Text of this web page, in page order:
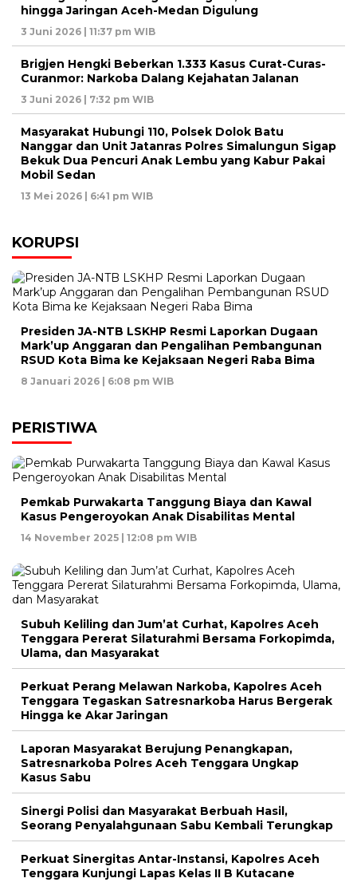
hingga Jaringan Aceh-Medan Digulung
3 Juni 2026 | 11:37 pm WIB
Brigjen Hengki Beberkan 1.333 Kasus Curat-Curas-
Curanmor: Narkoba Dalang Kejahatan Jalanan
3 Juni 2026 | 7:32 pm WIB
Masyarakat Hubungi 110, Polsek Dolok Batu
Nanggar dan Unit Jatanras Polres Simalungun Sigap
Bekuk Dua Pencuri Anak Lembu yang Kabur Pakai
Mobil Sedan
13 Mei 2026 | 6:41 pm WIB
KORUPSI
Presiden JA-NTB LSKHP Resmi Laporkan Dugaan
Mark’up Anggaran dan Pengalihan Pembangunan
RSUD Kota Bima ke Kejaksaan Negeri Raba Bima
8 Januari 2026 | 6:08 pm WIB
PERISTIWA
Pemkab Purwakarta Tanggung Biaya dan Kawal
Kasus Pengeroyokan Anak Disabilitas Mental
14 November 2025 | 12:08 pm WIB
Subuh Keliling dan Jum’at Curhat, Kapolres Aceh
Tenggara Pererat Silaturahmi Bersama Forkopimda,
Ulama, dan Masyarakat
Perkuat Perang Melawan Narkoba, Kapolres Aceh
Tenggara Tegaskan Satresnarkoba Harus Bergerak
Hingga ke Akar Jaringan
Laporan Masyarakat Berujung Penangkapan,
Satresnarkoba Polres Aceh Tenggara Ungkap
Kasus Sabu
Sinergi Polisi dan Masyarakat Berbuah Hasil,
Seorang Penyalahgunaan Sabu Kembali Terungkap
Perkuat Sinergitas Antar-Instansi, Kapolres Aceh
Tenggara Kunjungi Lapas Kelas II B Kutacane